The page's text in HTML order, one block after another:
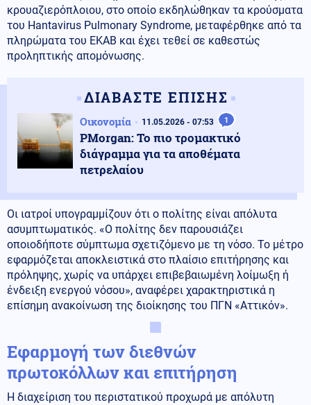
κρουαζιερόπλοιου, στο οποίο εκδηλώθηκαν τα κρούσματα
του Hantavirus Pulmonary Syndrome, μεταφέρθηκε από τα
πληρώματα του ΕΚΑΒ και έχει τεθεί σε καθεστώς
προληπτικής απομόνωσης.
ΔΙΑΒΑΣΤΕ ΕΠΙΣΗΣ
Οικονομία 11.05.2026 - 07:53 1
PMorgan: Το πιο τρομακτικό
διάγραμμα για τα αποθέματα
πετρελαίου
Οι ιατροί υπογραμμίζουν ότι ο πολίτης είναι απόλυτα
ασυμπτωματικός. «Ο πολίτης δεν παρουσιάζει
οποιοδήποτε σύμπτωμα σχετιζόμενο με τη νόσο. Το μέτρο
εφαρμόζεται αποκλειστικά στο πλαίσιο επιτήρησης και
πρόληψης, χωρίς να υπάρχει επιβεβαιωμένη λοίμωξη ή
ένδειξη ενεργού νόσου», αναφέρει χαρακτηριστικά η
επίσημη ανακοίνωση της διοίκησης του ΠΓΝ «Αττικόν».
Εφαρμογή των διεθνών
πρωτοκόλλων και επιτήρηση
Η διαχείριση του περιστατικού προχωρά με απόλυτη